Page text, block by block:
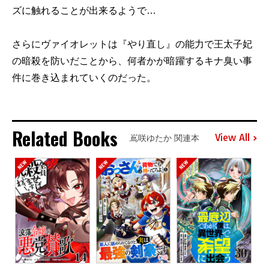
ズに触れることが出来るようで…
さらにヴァイオレットは『やり直し』の能力で王太子妃
の暗殺を防いだことから、何者かが暗躍するキナ臭い事
件に巻き込まれていくのだった。
Related Books 嶌咲ゆたか 関連本 View All